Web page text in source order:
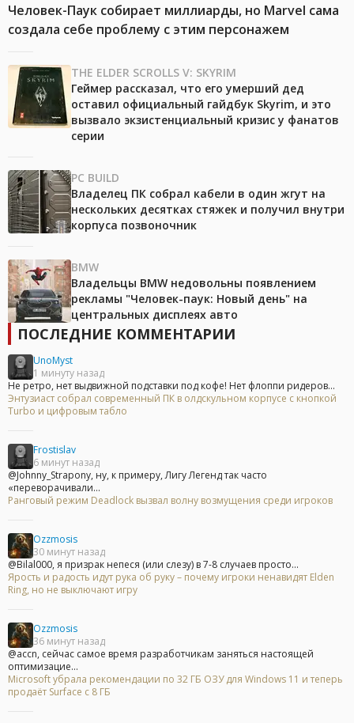
Человек-Паук собирает миллиарды, но Marvel сама
создала себе проблему с этим персонажем
THE ELDER SCROLLS V: SKYRIM
Геймер рассказал, что его умерший дед
оставил официальный гайдбук Skyrim, и это
вызвало экзистенциальный кризис у фанатов
серии
PC BUILD
Владелец ПК собрал кабели в один жгут на
нескольких десятках стяжек и получил внутри
корпуса позвоночник
BMW
Владельцы BMW недовольны появлением
рекламы "Человек-паук: Новый день" на
центральных дисплеях авто
ПОСЛЕДНИЕ КОММЕНТАРИИ
UnoMyst
1 минуту назад
Не ретро, нет выдвижной подставки под кофе! Нет флоппи ридеров...
Энтузиаст собрал современный ПК в олдскульном корпусе с кнопкой
Turbo и цифровым табло
Frostislav
6 минут назад
@Johnny_Strapony, ну, к примеру, Лигу Легенд так часто
«переворачивали...
Ранговый режим Deadlock вызвал волну возмущения среди игроков
Ozzmosis
30 минут назад
@Bilal000, я призрак непеся (или слезу) в 7-8 случаев просто...
Ярость и радость идут рука об руку – почему игроки ненавидят Elden
Ring, но не выключают игру
Ozzmosis
36 минут назад
@accn, сейчас самое время разработчикам заняться настоящей
оптимизацие...
Microsoft убрала рекомендации по 32 ГБ ОЗУ для Windows 11 и теперь
продаёт Surface с 8 ГБ